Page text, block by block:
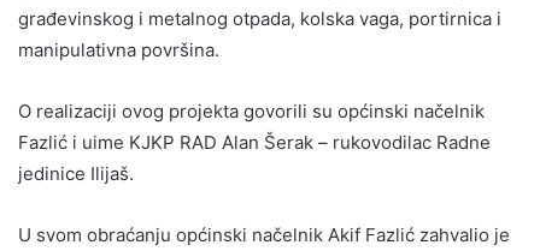
građevinskog i metalnog otpada, kolska vaga, portirnica i
manipulativna površina.
O realizaciji ovog projekta govorili su općinski načelnik
Fazlić i uime KJKP RAD Alan Šerak – rukovodilac Radne
jedinice Ilijaš.
U svom obraćanju općinski načelnik Akif Fazlić zahvalio je